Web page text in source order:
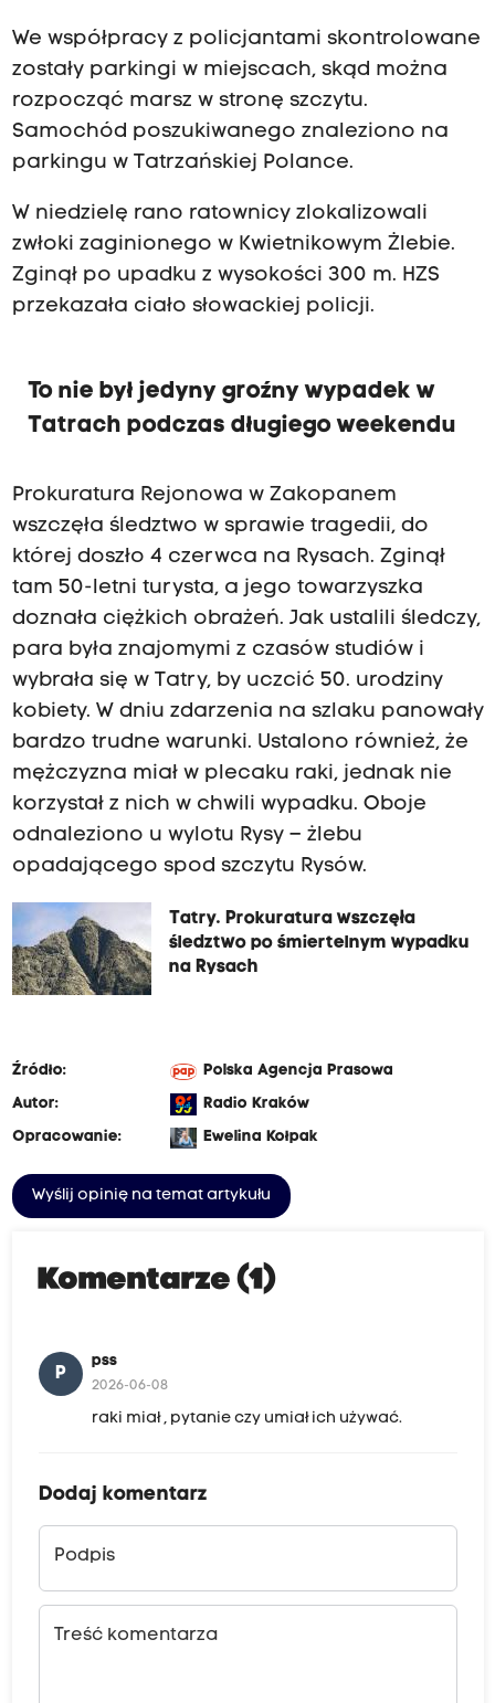
We współpracy z policjantami skontrolowane
zostały parkingi w miejscach, skąd można
rozpocząć marsz w stronę szczytu.
Samochód poszukiwanego znaleziono na
parkingu w Tatrzańskiej Polance.
W niedzielę rano ratownicy zlokalizowali
zwłoki zaginionego w Kwietnikowym Żlebie.
Zginął po upadku z wysokości 300 m. HZS
przekazała ciało słowackiej policji.
To nie był jedyny groźny wypadek w
Tatrach podczas długiego weekendu
Prokuratura Rejonowa w Zakopanem
wszczęła śledztwo w sprawie tragedii, do
której doszło 4 czerwca na Rysach. Zginął
tam 50-letni turysta, a jego towarzyszka
doznała ciężkich obrażeń. Jak ustalili śledczy,
para była znajomymi z czasów studiów i
wybrała się w Tatry, by uczcić 50. urodziny
kobiety. W dniu zdarzenia na szlaku panowały
bardzo trudne warunki. Ustalono również, że
mężczyzna miał w plecaku raki, jednak nie
korzystał z nich w chwili wypadku. Oboje
odnaleziono u wylotu Rysy – żlebu
opadającego spod szczytu Rysów.
Tatry. Prokuratura wszczęła
śledztwo po śmiertelnym wypadku
na Rysach
Źródło:
Polska Agencja Prasowa
Autor:
Radio Kraków
Opracowanie:
Ewelina Kołpak
Wyślij opinię na temat artykułu
Komentarze (1)
P
pss
2026-06-08
raki miał , pytanie czy umiał ich używać.
Dodaj komentarz
Podpis
Treść komentarza